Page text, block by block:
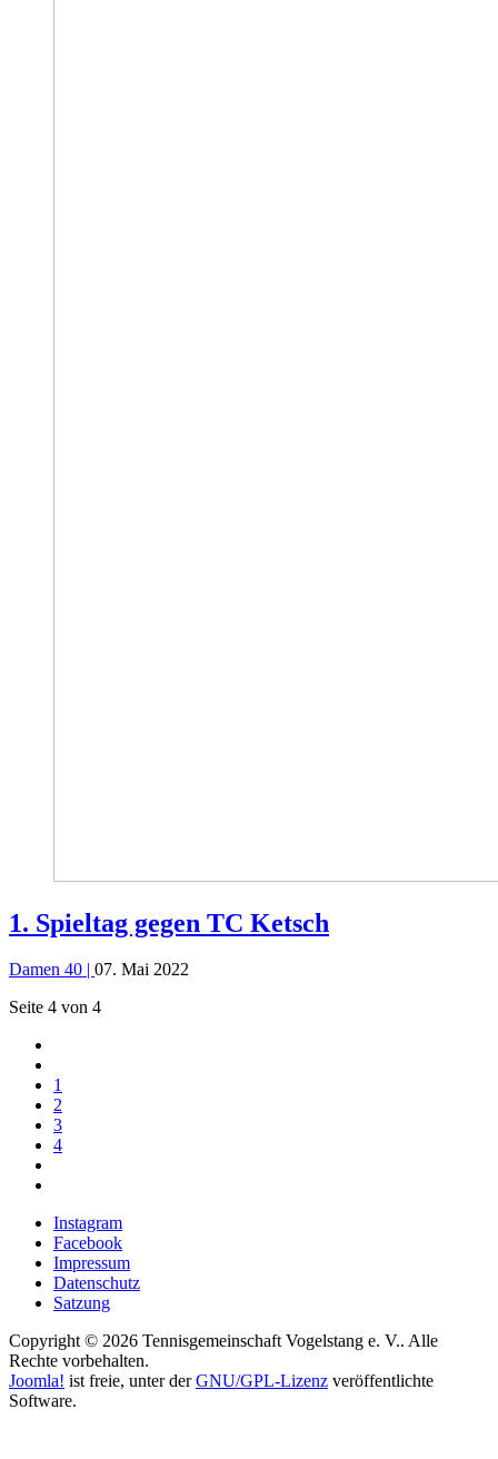
1. Spieltag gegen TC Ketsch
Damen 40 | 07. Mai 2022
Seite 4 von 4
1
2
3
4
Instagram
Facebook
Impressum
Datenschutz
Satzung
Copyright © 2026 Tennisgemeinschaft Vogelstang e. V.. Alle
Rechte vorbehalten.
Joomla! ist freie, unter derGNU/GPL-Lizenz veröffentlichte
Software.